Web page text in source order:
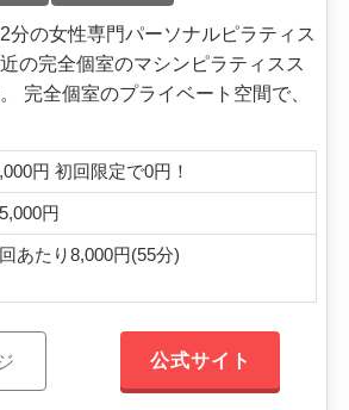
分の女性専門パーソナルピラティス
の完全個室のマシンピラティスス
完全個室のプライベート空間で、
円 初回限定で0円！
円
あたり8,000円(55分)
公式サイト